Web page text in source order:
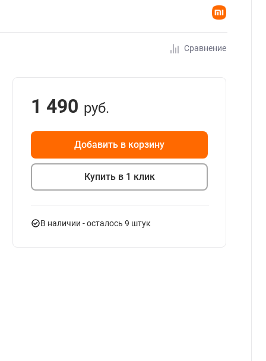
Сравнение
1 490 руб.
Добавить в корзину
Купить в 1 клик
В наличии - осталось 9 штук